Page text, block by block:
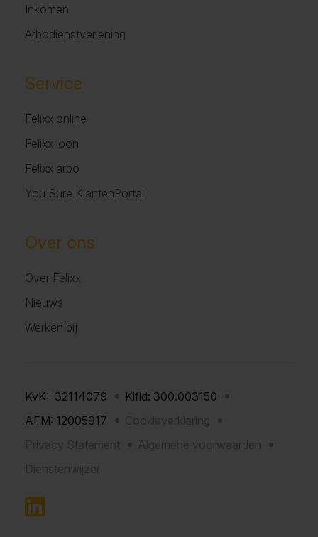
Inkomen
Arbodienstverlening
Service
Felixx online
Felixx loon
Felixx arbo
You Sure KlantenPortal
Over ons
Over Felixx
Nieuws
Werken bij
KvK: 32114079
Kifid: 300.003150
AFM: 12005917